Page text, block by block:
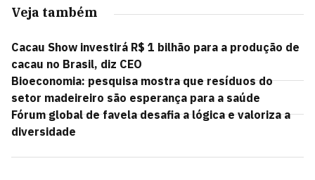
Veja também
Cacau Show investirá R$ 1 bilhão para a produção de
cacau no Brasil, diz CEO
Bioeconomia: pesquisa mostra que resíduos do
setor madeireiro são esperança para a saúde
Fórum global de favela desafia a lógica e valoriza a
diversidade